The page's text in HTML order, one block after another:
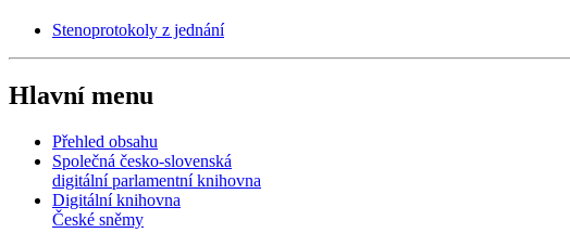
Stenoprotokoly z jednání
Hlavní menu
Přehled obsahu
Společná česko-slovenská
digitální parlamentní knihovna
Digitální knihovna
České sněmy